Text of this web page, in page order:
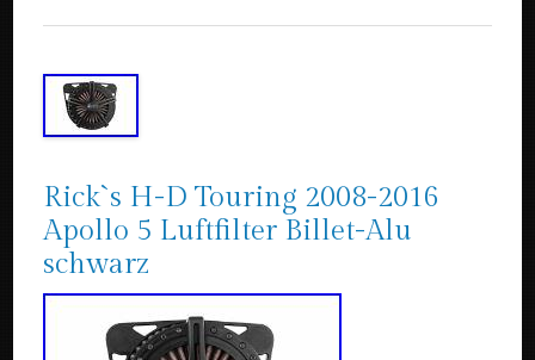
Rick`s H-D Touring 2008-2016
Apollo 5 Luftfilter Billet-Alu
schwarz